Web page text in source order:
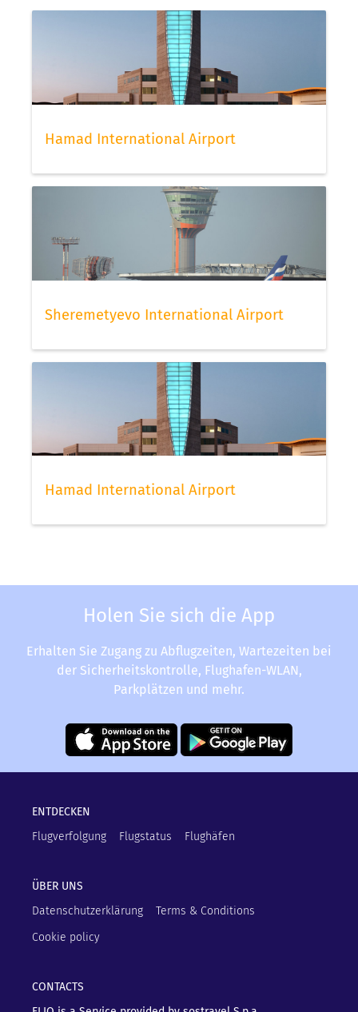
Hamad International Airport
Sheremetyevo International Airport
Hamad International Airport
Holen Sie sich die App
Erhalten Sie Zugang zu Abflugzeiten, Wartezeiten bei
der Sicherheitskontrolle, Flughafen-WLAN,
Parkplätzen und mehr.
ENTDECKEN
Flugverfolgung
Flugstatus Flughäfen
ÜBER UNS
Datenschutzerklärung
Terms & Conditions
Cookie policy
CONTACTS